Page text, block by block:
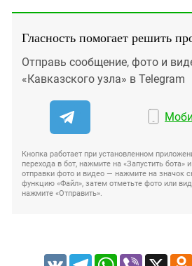
Гласность помогает решить
Отправь сообщение, фото и
«Кавказского узла» в Telegram
Кнопка работает при установленном
перехода в бот, нажмите на «Запустить бота»
отправки фото и видео — нажмите на значок
функцию «Файл», затем отметьте фото или
нажмите «Отправить».
VK TelegramWhatsApp
Viber X